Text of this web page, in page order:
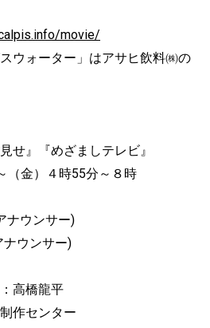
movie/
ウォーター」はアサヒ飲料㈱の
せ』『めざましテレビ』
（金）４時55分～８時
ナウンサー)
ナウンサー)
高橋龍平
作センター